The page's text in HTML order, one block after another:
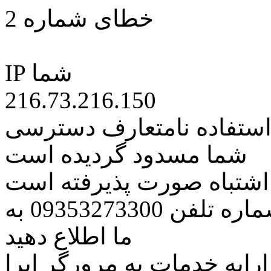
خطای شماره 2
IP شما
216.73.216.150
نامتعارف دسترسی
شما مسدود گردیده است
اشتباه صورت پذیرفته است
مراتب این مسئله را از طریق شماره تلفن 09353273300 به
ما اطلاع دهید
خدمات به مرورگر اپرا